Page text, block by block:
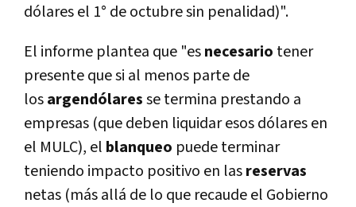
dólares el 1° de octubre sin penalidad)".
El informe plantea que "esnecesario tener
presente que si al menos parte de
losargendólaresse termina prestando a
empresas (que deben liquidar esos dólares en
el MULC), el blanqueo puede terminar
teniendo impacto positivo en lasreservas
netas (más allá de lo que recaude el Gobierno